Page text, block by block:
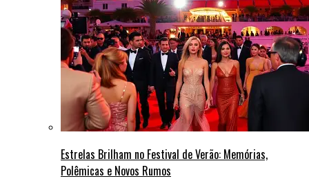
Estrelas Brilham no Festival de Verão: Memórias,
Polêmicas e Novos Rumos